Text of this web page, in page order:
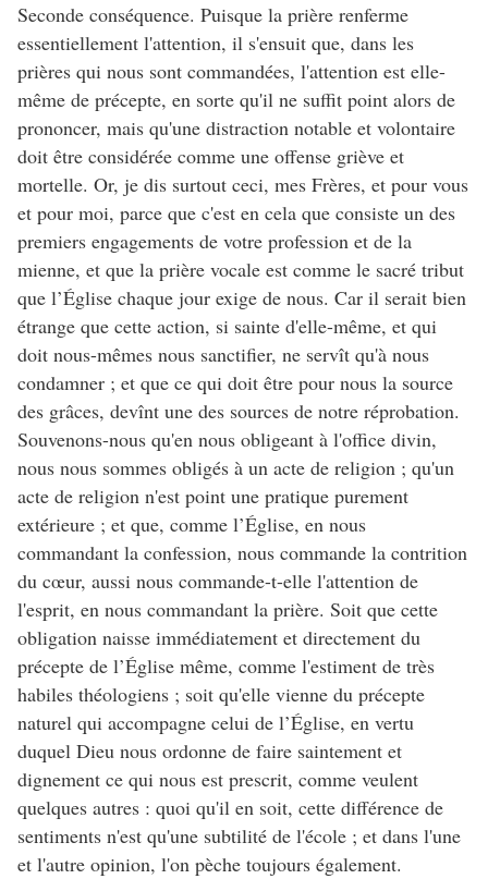
Seconde conséquence. Puisque la prière renferme
essentiellement l'attention, il s'ensuit que, dans les
prières qui nous sont commandées, l'attention est elle-
même de précepte, en sorte qu'il ne suffit point alors de
prononcer, mais qu'une distraction notable et volontaire
doit être considérée comme une offense griève et
mortelle. Or, je dis surtout ceci, mes Frères, et pour vous
et pour moi, parce que c'est en cela que consiste un des
premiers engagements de votre profession et de la
mienne, et que la prière vocale est comme le sacré tribut
que l’Église chaque jour exige de nous. Car il serait bien
étrange que cette action, si sainte d'elle-même, et qui
doit nous-mêmes nous sanctifier, ne servît qu'à nous
condamner ; et que ce qui doit être pour nous la source
des grâces, devînt une des sources de notre réprobation.
Souvenons-nous qu'en nous obligeant à l'office divin,
nous nous sommes obligés à un acte de religion ; qu'un
acte de religion n'est point une pratique purement
extérieure ; et que, comme l’Église, en nous
commandant la confession, nous commande la contrition
du cœur, aussi nous commande-t-elle l'attention de
l'esprit, en nous commandant la prière. Soit que cette
obligation naisse immédiatement et directement du
précepte de l’Église même, comme l'estiment de très
habiles théologiens ; soit qu'elle vienne du précepte
naturel qui accompagne celui de l’Église, en vertu
duquel Dieu nous ordonne de faire saintement et
dignement ce qui nous est prescrit, comme veulent
quelques autres : quoi qu'il en soit, cette différence de
sentiments n'est qu'une subtilité de l'école ; et dans l'une
et l'autre opinion, l'on pèche toujours également.